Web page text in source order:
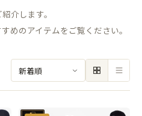
介します。
めのアイテムをご覧ください。